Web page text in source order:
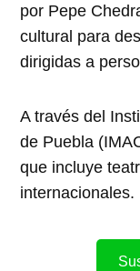
por Pepe
cultural para
dirigidas a
A través del
de Puebla
que incluye
internacionales.